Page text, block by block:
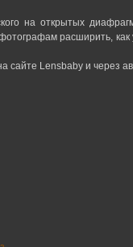
на открытых
расширить,
сайте Lensbaby и через